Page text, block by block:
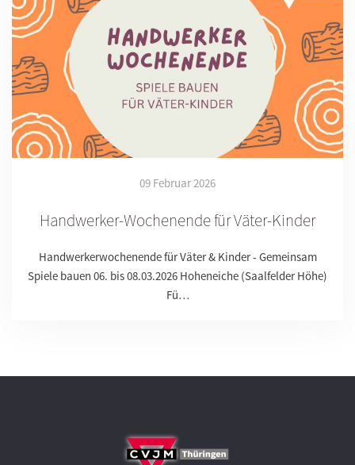
09 Februar 2026
Handwerker-Wochenende für Väter-Kinder
Handwerkerwochenende für Väter & Kinder - Gemeinsam
Spiele bauen 06. bis 08.03.2026 Hoheneiche (Saalfelder Höhe)
Fü…